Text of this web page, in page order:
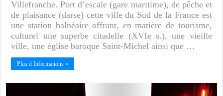
Villefranche. Port d’escale (gare maritime), de pêche et
de plaisance (darse) cette ville du Sud de la France est
une station balnéaire offrant, en matière de tourisme,
culturel une superbe citadelle (XVIe s.), une vieille
ville, une église baroque Saint-Michel ainsi que …
Plus d Informations »